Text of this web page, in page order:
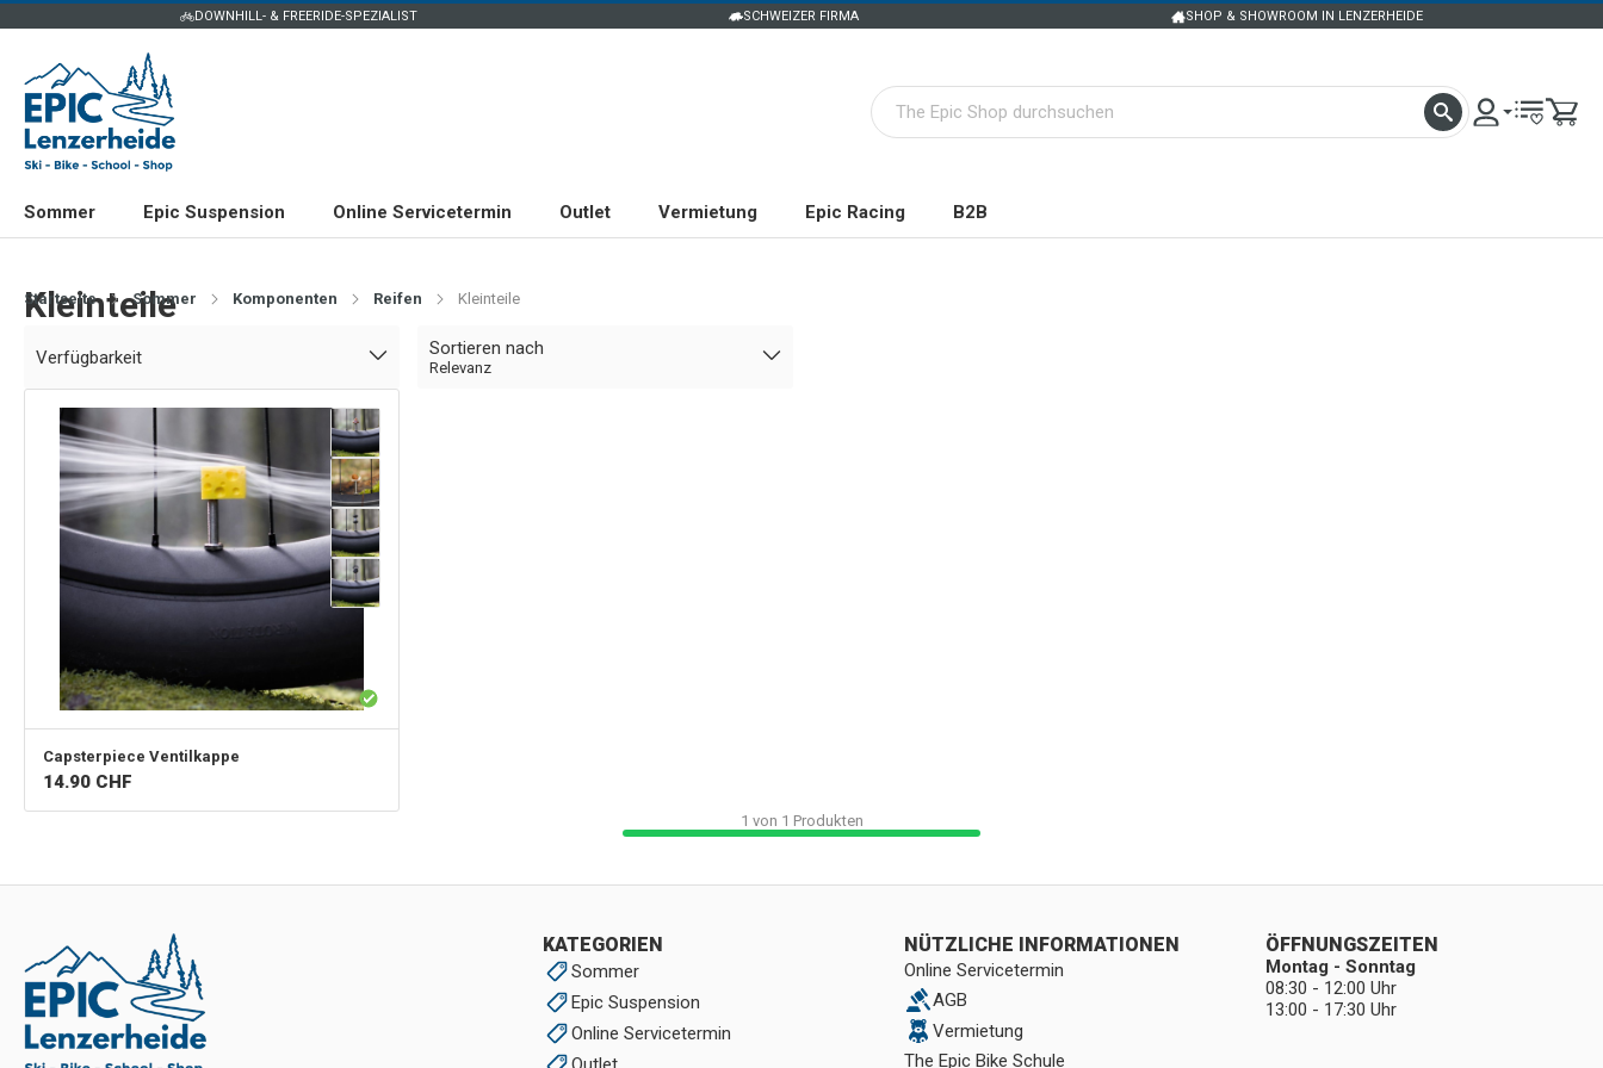
DOWNHILL- & FREERIDE-SPEZIALIST SCHWEIZER FIRMA SHOP & SHOWROOM IN LENZERHEIDE
Sommer Epic Suspension Online Servicetermin Outlet Vermietung Epic Racing B2B
Startseite Sommer Komponenten Reifen Kleinteile
Kleinteile
Verfügbarkeit Sortieren nach
Relevanz
Capsterpiece Ventilkappe
14.90 CHF
1 von 1 Produkten
KATEGORIEN
Sommer
Epic Suspension
Online Servicetermin
NÜTZLICHE INFORMATIONEN
Online Servicetermin
AGB
Vermietung
The Epic Bike Schule
ÖFFNUNGSZEITEN
Montag - Sonntag
08:30 - 12:00 Uhr
13:00 - 17:30 Uhr